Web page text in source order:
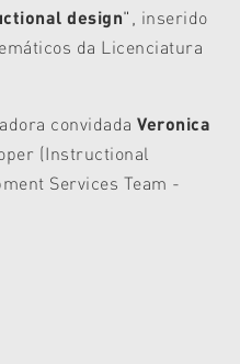
design", inserido
da Licenciatura
convidadaVeronica
(Instructional
Services Team -